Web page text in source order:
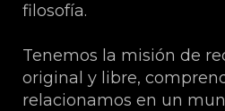
filosofía.
Tenemos la misión de
original y libre,
relacionamos en un